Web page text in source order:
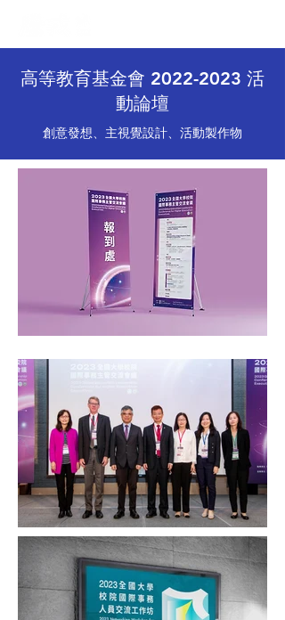
高等教育基金會 2022-2023 活
動論壇
創意發想、主視覺設計、活動製作物